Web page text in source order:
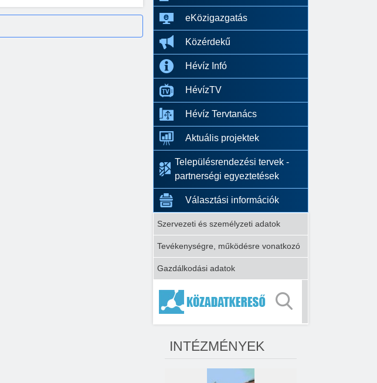
eKözigazgatás
Közérdekű
Hévíz Infó
HévízTV
Hévíz Tervtanács
Aktuális projektek
Településrendezési tervek -
partnerségi egyeztetések
Választási információk
Szervezeti és személyzeti adatok
Tevékenységre, működésre vonatkozó
Gazdálkodási adatok
INTÉZMÉNYEK